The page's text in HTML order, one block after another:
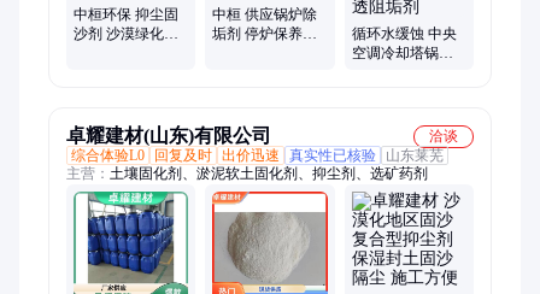
菌、水处理阻垢
中桓环保 抑尘固
沙剂 沙漠绿化保
中桓 供应锅炉除
垢剂 停炉保养剂
循环水缓蚀 中央
空调冷却塔锅炉
卓耀建材(山东)有限公司
洽谈
综合体验L0
回复及时 出价迅速 真实性已核验
山东莱芜
主营： 土壤固化剂、淤泥软土固化剂、抑尘剂、选矿药剂